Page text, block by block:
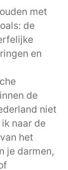
met
de
en
de
niet
naar de
het
je darmen,